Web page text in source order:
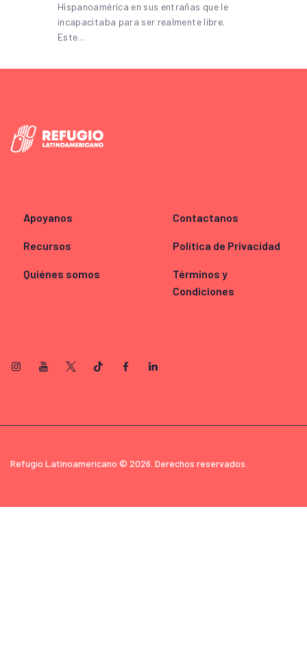
Hispanoamérica en sus entrañas que le
incapacitaba para ser realmente libre.
Este…
Apoyanos
Recursos
Quiénes somos
Contactanos
Política de Privacidad
Términos y
Condiciones
Refugio Latinoamericano © 2026. Derechos reservados.